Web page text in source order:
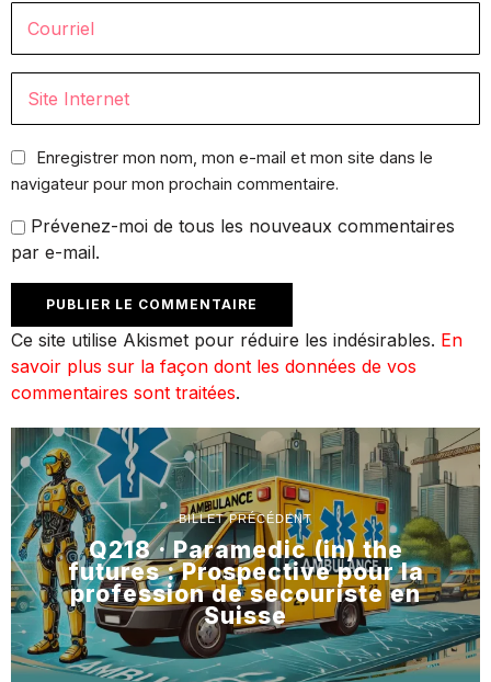
Enregistrer mon nom, mon e-mail et mon site dans le
navigateur pour mon prochain commentaire.
Prévenez-moi de tous les nouveaux commentaires
par e-mail.
Ce site utilise Akismet pour réduire les indésirables. En
savoir plus sur la façon dont les données de vos
commentaires sont traitées.
BILLET PRÉCÉDENT
Q218 · Paramedic (in) the
futures : Prospective pour la
profession de secouriste en
Suisse